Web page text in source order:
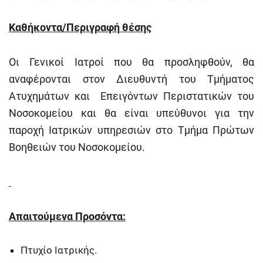
Καθήκοντα/Περιγραφή θέσης
Οι Γενικοί Ιατροί που θα προσληφθούν, θα
αναφέρονται στον Διευθυντή του Τμήματος
Ατυχημάτων και Επειγόντων Περιστατικών του
Νοσοκομείου και θα είναι υπεύθυνοι για την
παροχή Ιατρικών υπηρεσιών στο Τμήμα Πρώτων
Βοηθειών του Νοσοκομείου.
Απαιτούμενα Προσόντα:
Πτυχίο Ιατρικής.